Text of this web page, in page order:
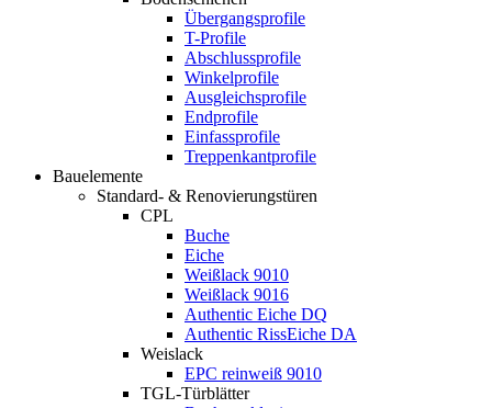
Übergangsprofile
T-Profile
Abschlussprofile
Winkelprofile
Ausgleichsprofile
Endprofile
Einfassprofile
Treppenkantprofile
Bauelemente
Standard- & Renovierungstüren
CPL
Buche
Eiche
Weißlack 9010
Weißlack 9016
Authentic Eiche DQ
Authentic RissEiche DA
Weislack
EPC reinweiß 9010
TGL-Türblätter